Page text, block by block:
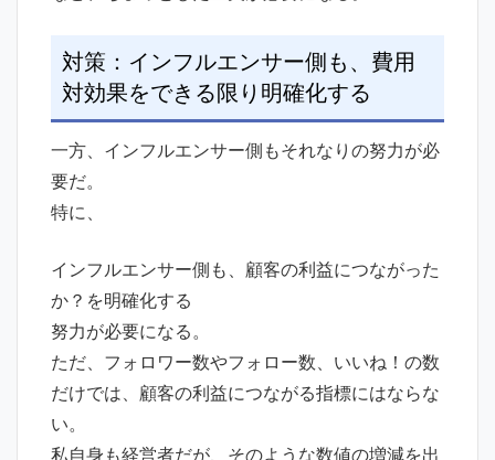
対策：インフルエンサー側も、費用
対効果をできる限り明確化する
一方、インフルエンサー側もそれなりの努力が必
要だ。
特に、
インフルエンサー側も、顧客の利益につながった
か？を明確化する
努力が必要になる。
ただ、フォロワー数やフォロー数、いいね！の数
だけでは、顧客の利益につながる指標にはならな
い。
私自身も経営者だが、そのような数値の増減を出